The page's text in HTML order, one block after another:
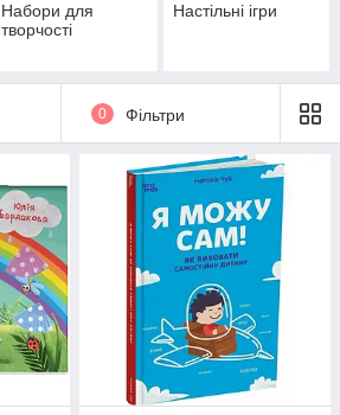
Набори для
творчості
Настільні ігри
0 Фільтри